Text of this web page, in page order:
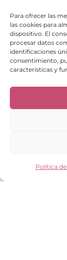
Para ofrecer las
las cookies para
dispositivo. El
procesar datos
identificaciones
consentimiento,
características y
Política